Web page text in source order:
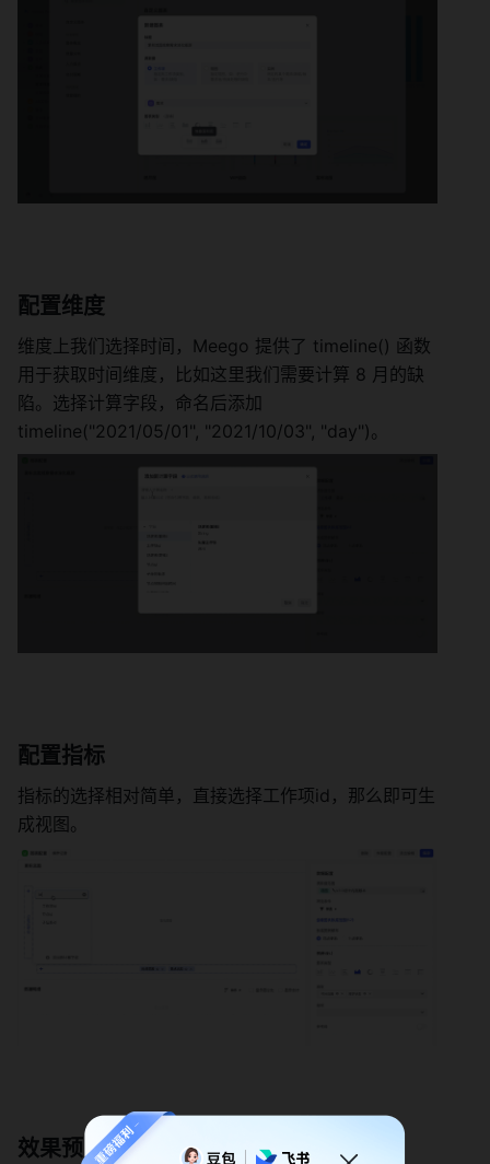
配置维度
维度上我们选择时间，Meego 提供了 timeline() 函数
用于获取时间维度，比如这里我们需要计算 8 月的缺
陷。选择计算字段，命名后添加
timeline("2021/05/01", "2021/10/03", "day")。
配置指标
指标的选择相对简单，直接选择工作项id，那么即可生
成视图。
效果预览